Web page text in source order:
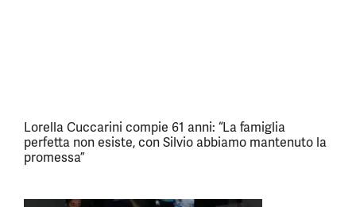
Lorella Cuccarini compie 61 anni: “La famiglia
perfetta non esiste, con Silvio abbiamo mantenuto la
promessa”